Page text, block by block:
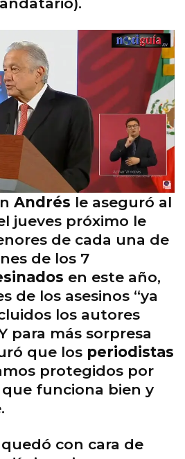
Andrés le aseguró al
jueves próximo le
de cada una de
de los 7
en este año,
de los asesinos “ya
los autores
para más sorpresa
que los periodistas
protegidos por
funciona bien y
con cara de